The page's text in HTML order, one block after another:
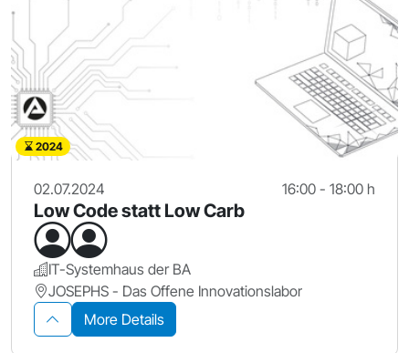
2024
02.07.2024 16:00 - 18:00 h
Low Code statt Low Carb
IT-Systemhaus der BA
JOSEPHS - Das Offene Innovationslabor
More Details